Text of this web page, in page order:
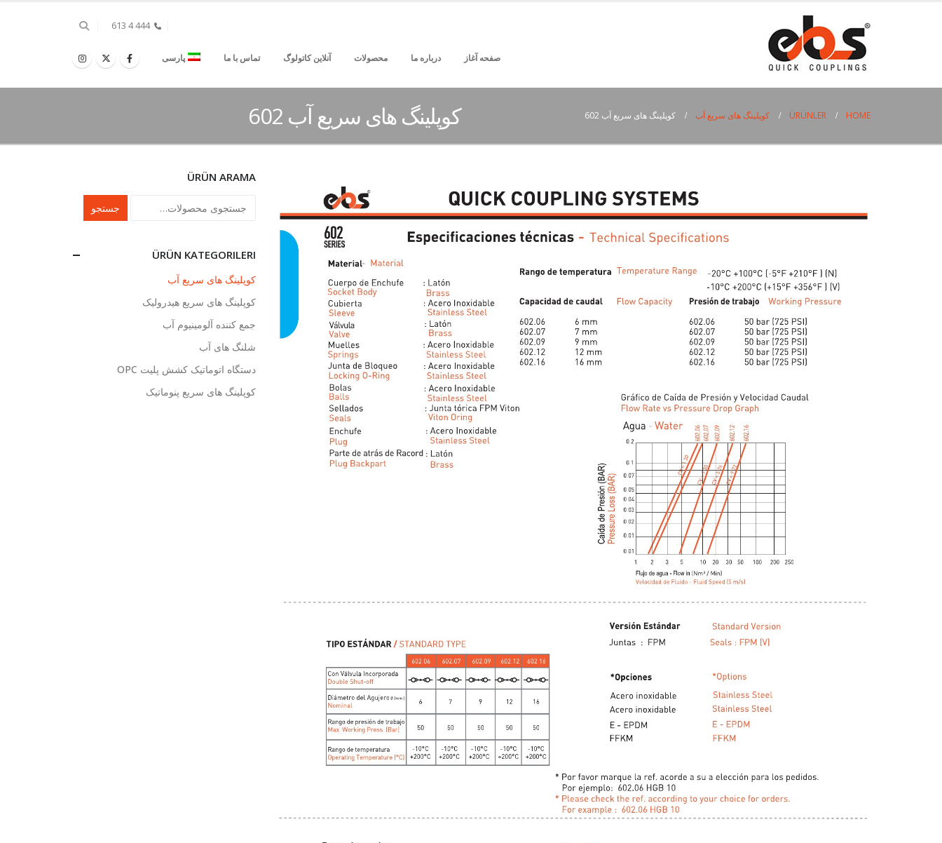
444 4 613
صفحه آغاز درباره ما محصولات آنلاین کاتولوگ تماس با ما پارسی
HOME
ÜRÜNLER کوپلینگ های سریع آب کوپلینگ های سریع آب 602 کوپلینگ های سریع آب 602
ÜRÜN ARAMA
جستجو
ÜRÜN KATEGORILERI
کوپلینگ های سریع آب
کوپلینگ های سریع هیدرولیک
جمع کننده آلومینیوم آب
شلنگ های آب
دستگاه اتوماتیک کشش پلیت OPC
کوپلینگ های سریع پنوماتیک